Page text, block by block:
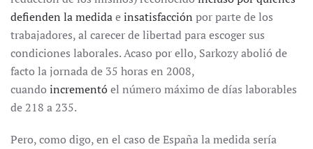
defienden la medidaeinsatisfacción por parte de los
trabajadores, al carecer de libertad para escoger sus
condiciones laborales. Acaso por ello, Sarkozy abolió de
facto la jornada de 35 horas en 2008,
cuando incrementóel número máximo de días laborables
de 218 a 235.
Pero, como digo, en el caso de España la medida sería